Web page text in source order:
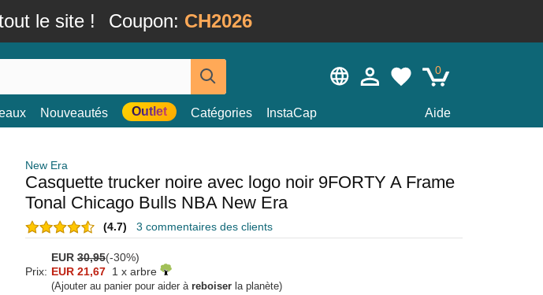
le site ! Coupon: CH2026
0
Nouveautés Outlet Catégories InstaCap Aide
New Era
Casquette trucker noire avec logo noir 9FORTY A Frame
Tonal Chicago Bulls NBA New Era
(4.7) 3 commentaires des clients
EUR 30,95(-30%)
Prix: EUR 21,67 1 x arbre
(Ajouter au panier pour aider à reboiser la planète)